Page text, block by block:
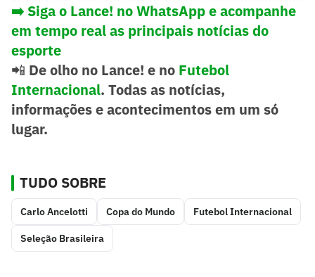
➡️ Siga o Lance! no WhatsApp e acompanhe
em tempo real as principais notícias do
esporte
📲 De olho no Lance! e no Futebol
Internacional. Todas as notícias,
informações e acontecimentos em um só
lugar.
TUDO SOBRE
Carlo Ancelotti Copa do Mundo Futebol Internacional
Seleção Brasileira